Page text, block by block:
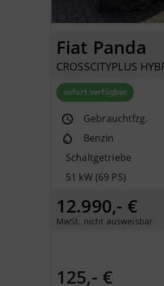
Fiat Panda
sofort verfügbar
Gebrauchtfzg.
Benzin
Schaltgetriebe
51 kW (69 PS)
12.990,- €
MwSt. nicht ausweisbar
125,- €